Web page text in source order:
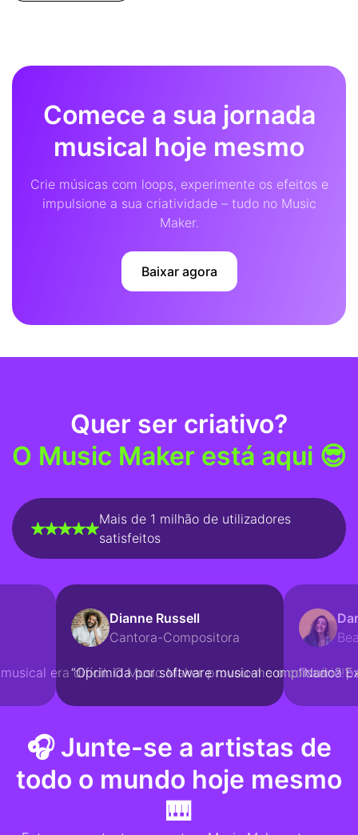
Comece a sua jornada
musical hoje mesmo
Crie músicas com loops, experimente os efeitos e
impulsione a sua criatividade – tudo no Music
Maker.
Baixar agora
Quer ser criativo?
O Music Maker está aqui 😎
Mais de 1 milhão de utilizadores
satisfeitos
era difícil. O Music Maker provou-me o contrário!“
Dianne Russell
Cantora-Compositora
“Oprimida por software musical complicado?
“Nunca
🎧 Junte-se a artistas de
todo o mundo hoje mesmo
🎹